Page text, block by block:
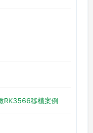
RK3566移植案例